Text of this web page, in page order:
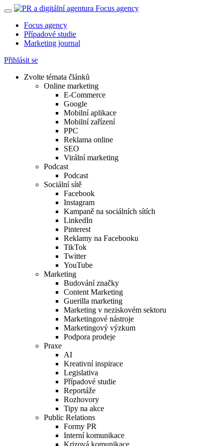
Focus agency
Případové studie
Marketing journal
Přihlásit se
Zvolte témata článků
Online marketing
E-Commerce
Google
Mobilní aplikace
Mobilní zařízení
PPC
Reklama online
SEO
Virální marketing
Podcast
Podcast
Sociální sítě
Facebook
Instagram
Kampaně na sociálních sítích
LinkedIn
Pinterest
Reklamy na Facebooku
TikTok
Twitter
YouTube
Marketing
Budování značky
Content Marketing
Guerilla marketing
Marketing v neziskovém sektoru
Marketingové nástroje
Marketingový výzkum
Podpora prodeje
Praxe
AI
Kreativní inspirace
Legislativa
Případové studie
Reportáže
Rozhovory
Tipy na akce
Public Relations
Formy PR
Interní komunikace
Krizová komunikace